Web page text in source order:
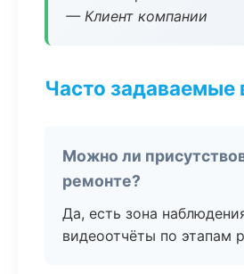
— Клиент компании
Часто задаваемые
Можно ли
ремонте?
Да, есть зона
видеоотчёты по этапам